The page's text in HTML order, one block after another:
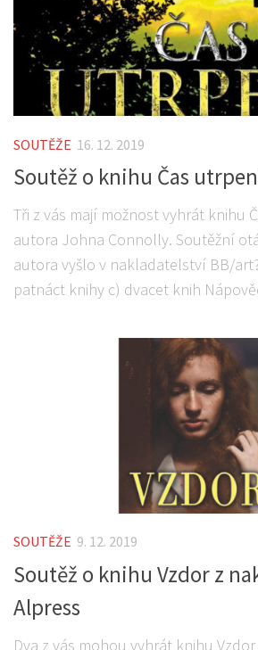
SOUTĚŽE 16. 12. 2019
Soutěž o knihu Čas
Tři z vás mají možnost vyhrát knihu
autora Johna Connolly. Soutěžní
autora vyšlo v nakladatelství BB/
patnáct knihy c) dvacet knih
SOUTĚŽE 9. 12. 2019
Soutěž o knihu Vzdor z
Alpress
Dva z vás mohou vyhrát knihu